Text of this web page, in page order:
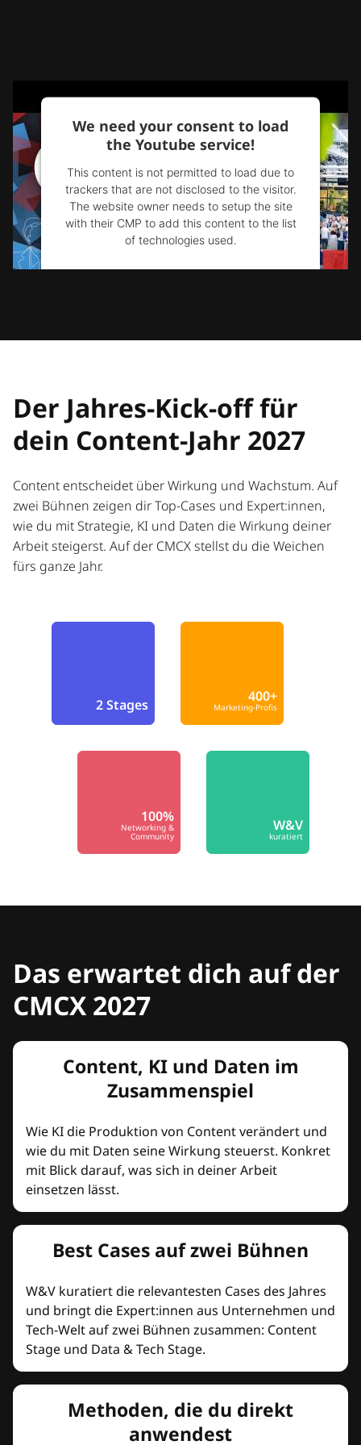
We need your consent to load
the Youtube service!
This content is not permitted to load due to
trackers that are not disclosed to the visitor.
The website owner needs to setup the site
with their CMP to add this content to the list
of technologies used.
Powered byUsercentrics Consent
Der Jahres-Kick-off für
dein Content-Jahr 2027
Content entscheidet über Wirkung und Wachstum. Auf
zwei Bühnen zeigen dir Top-Cases und Expert:innen,
wie du mit Strategie, KI und Daten die Wirkung deiner
Arbeit steigerst. Auf der CMCX stellst du die Weichen
fürs ganze Jahr.
2 Stages 400+
Marketing-Profis
100%
Networking &
Community
W&V
kuratiert
Das erwartet dich auf der
CMCX 2027
Content, KI und Daten im
Zusammenspiel
Wie KI die Produktion von Content verändert und
wie du mit Daten seine Wirkung steuerst. Konkret
mit Blick darauf, was sich in deiner Arbeit
einsetzen lässt.
Best Cases auf zwei Bühnen
W&V kuratiert die relevantesten Cases des Jahres
und bringt die Expert:innen aus Unternehmen und
Tech-Welt auf zwei Bühnen zusammen: Content
Stage und Data & Tech Stage.
Methoden, die du direkt
anwendest